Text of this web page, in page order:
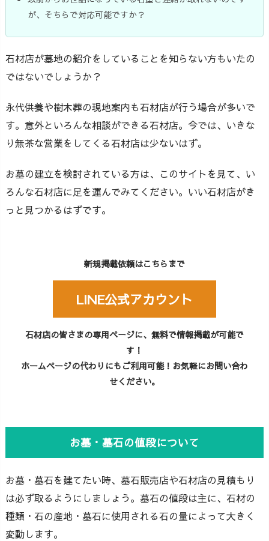
が、そちらで対応可能ですか？
石材店が墓地の紹介をしていることを知らない方もいたの
ではないでしょうか？
永代供養や樹木葬の現地案内も石材店が行う場合が多いで
す。意外といろんな相談ができる石材店。今では、いきな
り無茶な営業をしてくる石材店は少ないはず。
お墓の建立を検討されている方は、このサイトを見て、い
ろんな石材店に足を運んでみてください。いい石材店がき
っと見つかるはずです。
新規掲載依頼はこちらまで
LINE公式アカウント
石材店の皆さまの専用ページに、無料で情報掲載が可能で
す！
ホームページの代わりにもご利用可能！お気軽にお問い合わ
せください。
お墓・墓石の値段について
お墓・墓石を建てたい時、墓石販売店や石材店の見積もり
は必ず取るようにしましょう。墓石の値段は主に、石材の
種類・石の産地・墓石に使用される石の量によって大きく
変動します。